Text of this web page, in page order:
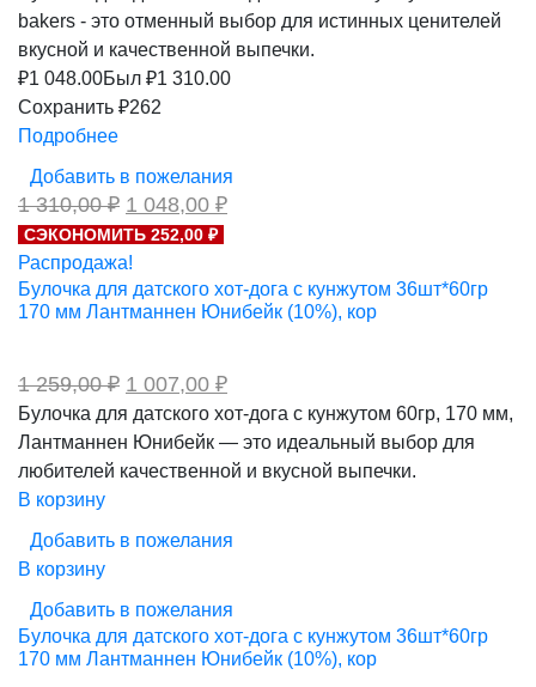
bakers - это отменный выбор для истинных ценителей
вкусной и качественной выпечки.
₽1 048.00Был ₽1 310.00
Сохранить ₽262
Подробнее
Добавить в пожелания
1 310,00₽ Первоначальная
цена
составляла
1
310,00 ₽.
1 048,00 ₽Текущая
СЭКОНОМИТЬ 252,00 ₽
Распродажа!
Булочка для датского хот-дога с кунжутом 36шт*60гр
170 мм Лантманнен Юнибейк (10%), кор
1 259,00₽ Первоначальная
составляла
1
259,00 ₽.
1 007,00 ₽Текущая
1
007,00 ₽.
Булочка для датского хот-дога с кунжутом 60гр, 170 мм,
Лантманнен Юнибейк — это идеальный выбор для
любителей качественной и вкусной выпечки.
В корзину
Добавить в пожелания
В корзину
Добавить в пожелания
Булочка для датского хот-дога с кунжутом 36шт*60гр
170 мм Лантманнен Юнибейк (10%), кор